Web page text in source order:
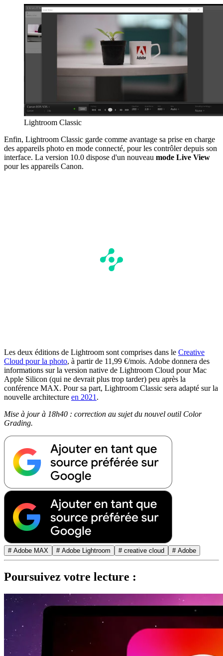
Lightroom Classic
Enfin, Lightroom Classic garde comme avantage sa prise en charge
des appareils photo en mode connecté, pour les contrôler depuis son
interface. La version 10.0 dispose d'un nouveau mode Live View
pour les appareils Canon.
Les deux éditions de Lightroom sont comprises dans le Creative
Cloud pour la photo, à partir de 11,99 €/mois. Adobe donnera des
informations sur la version native de Lightroom Cloud pour Mac
Apple Silicon (qui ne devrait plus trop tarder) peu après la
conférence MAX. Pour sa part, Lightroom Classic sera adapté sur la
nouvelle architecture en 2021 .
Mise à jour à 18h40 : correction au sujet du nouvel outil Color
Grading.
# Adobe MAX # Adobe Lightroom # creative cloud # Adobe
Poursuivez votre lecture :